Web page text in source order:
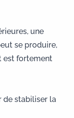
une
se produire,
est fortement
de stabiliser la